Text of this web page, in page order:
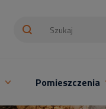
Pomieszczenia